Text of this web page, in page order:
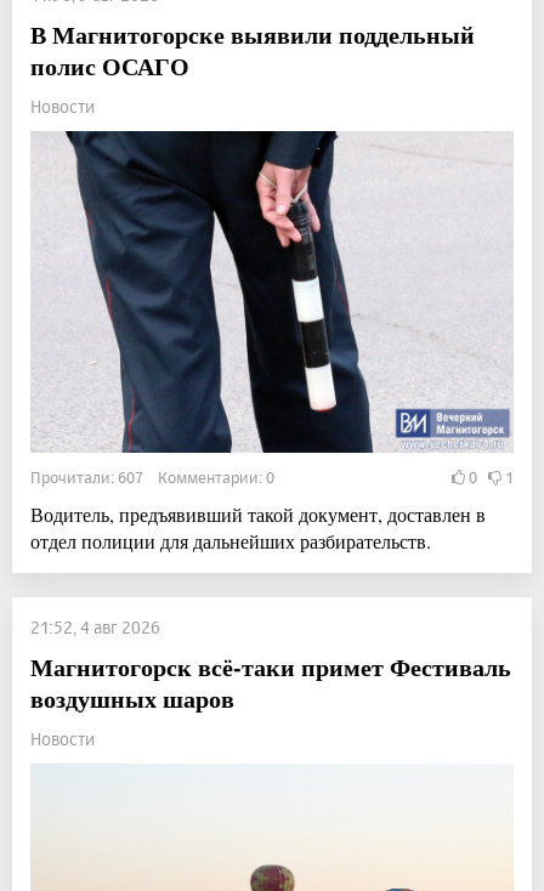
В Магнитогорске выявили поддельный
полис ОСАГО
Новости
Прочитали: 607 Комментарии: 0 0 1
Водитель, предъявивший такой документ, доставлен в
отдел полиции для дальнейших разбирательств.
21:52, 4 авг 2026
Магнитогорск всё-таки примет Фестиваль
воздушных шаров
Новости